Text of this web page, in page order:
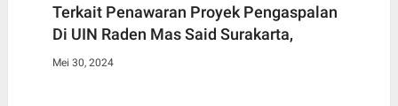
Terkait Penawaran Proyek Pengaspalan
Di UIN Raden Mas Said Surakarta,
Mei 30, 2024